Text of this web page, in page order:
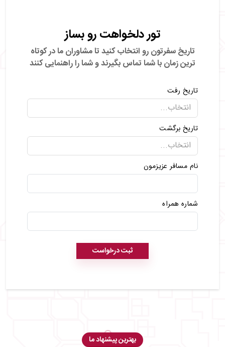
تور دلخواهت رو بساز
تاریخ سفرتون رو انتخاب کنید تا مشاوران ما در کوتاه
ترین زمان با شما تماس بگیرندو شما را راهنمایی کنند
تاریخ رفت
تاریخ برگشت
نام مسافر عزیزمون
شماره همراه
ثبت درخواست
بهترین پیشنهاد ما